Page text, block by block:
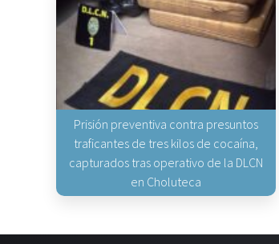
Prisión preventiva contra presuntos
traficantes de tres kilos de cocaína,
capturados tras operativo de la DLCN
en Choluteca